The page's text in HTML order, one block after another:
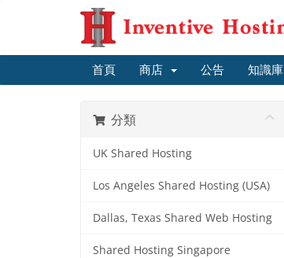
首頁 商店 公告 知識庫
分類
UK Shared Hosting
Los Angeles Shared Hosting (USA)
Dallas, Texas Shared Web Hosting
Shared Hosting Singapore